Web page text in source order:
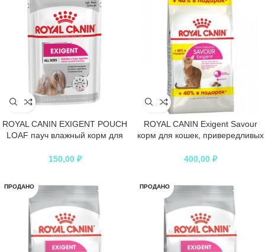
ROYAL CANIN EXIGENT POUCH
LOAF пауч влажный корм для
150,00 ₽
ROYAL CANIN Exigent Savour
корм для кошек, привередливых
400,00 ₽
ПРОДАНО ПРОДАНО